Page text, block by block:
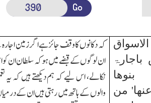
Go
من
کہ دکانوں کاوقف جائزہے اگر زمین
ان لوگوں کے قبضے میں ہو کہ سلطان ان
نکالے، اس لیے کہ ہم دیکھتے ہیں کہ یہ
والوں کے ہاتھ میں رہتی ہیں ان کے